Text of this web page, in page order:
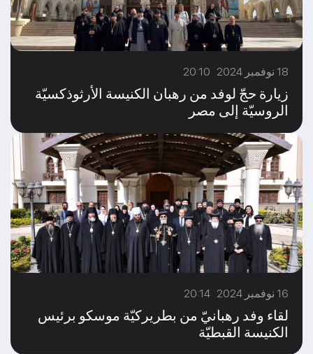
18 نوفمبر 2024 20:10
زيارة حجّ لوفد من رهبان الكنيسة الأرثوذكسيّة
الروسيّة إلى مصر
16 نوفمبر 2024 20:14
لقاء وفد رهبانيّ من بطريركيّة موسكو برئيس
الكنيسة القبطيّة